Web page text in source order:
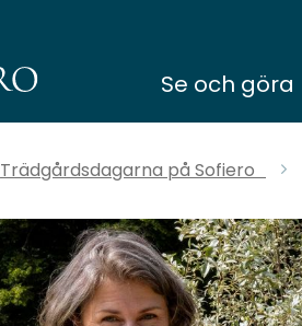
Se och göra
Trädgårdsdagarna på Sofiero